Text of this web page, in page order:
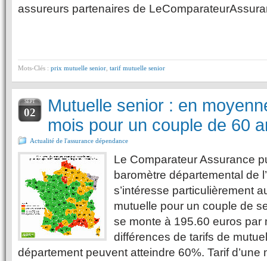
assureurs partenaires de
Mots-Clés : prix mutuelle senior tarif mutuelle senior
SEPT
02
Mutuelle senior : en
mois pour un couple de 60
Actualité de l'assurance dépendance
Le Comparateur Assurance
baromètre départemental de
s’intéresse particulièrement
mutuelle pour un couple de
se monte à 195.60 euros par
différences de tarifs de
département peuvent atteindre 60%. Tarif d’une